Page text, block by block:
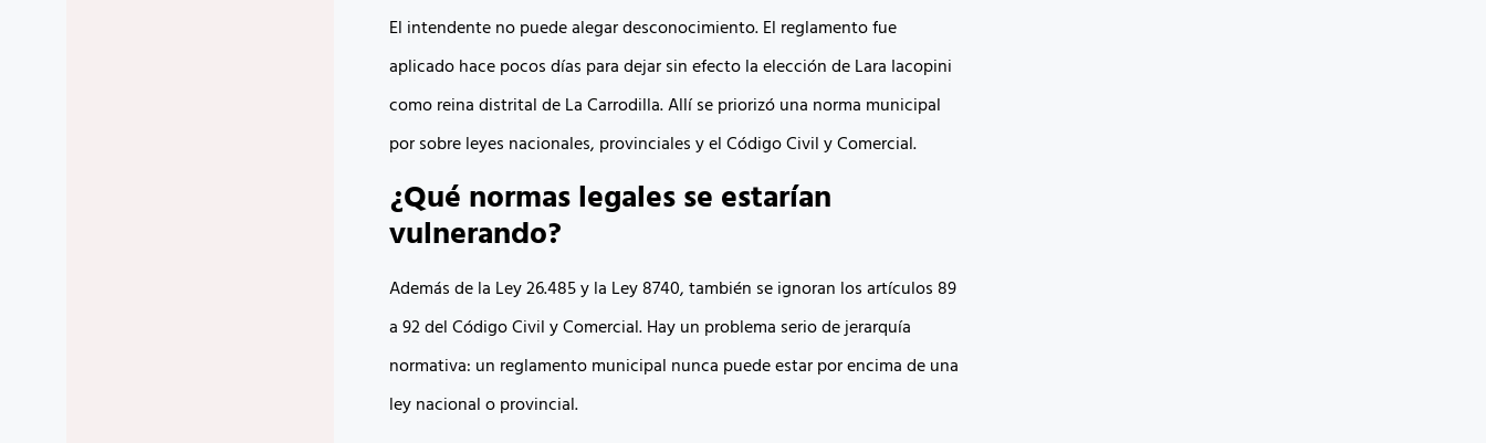
El intendente no puede alegar desconocimiento. El reglamento fue
aplicado hace pocos días para dejar sin efecto la elección de Lara Iacopini
como reina distrital de La Carrodilla. Allí se priorizó una norma municipal
por sobre leyes nacionales, provinciales y el Código Civil y Comercial.
¿Qué normas legales se estarían
vulnerando?
Además de la Ley 26.485 y la Ley 8740, también se ignoran los artículos 89
a 92 del Código Civil y Comercial. Hay un problema serio de jerarquía
normativa: un reglamento municipal nunca puede estar por encima de una
ley nacional o provincial.